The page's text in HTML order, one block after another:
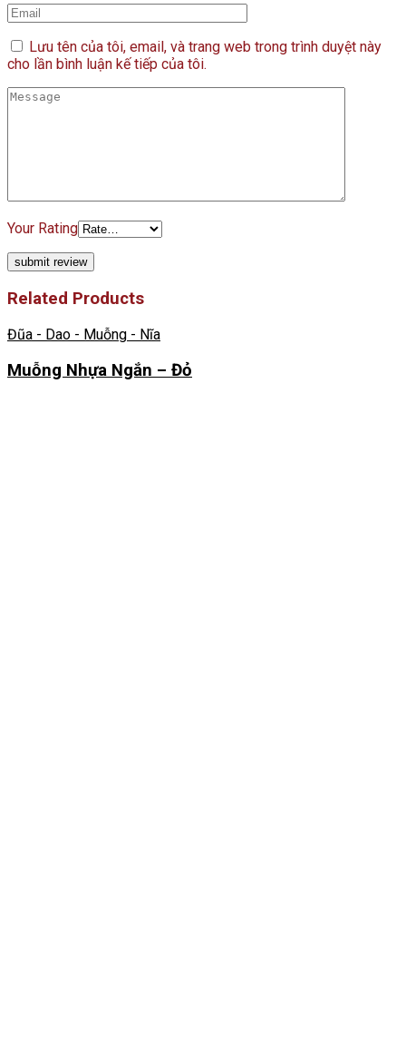
Lưu tên của tôi, email, và trang web trong trình duyệt này
cho lần bình luận kế tiếp của tôi.
Your Rating
Related Products
Đũa - Dao - Muỗng - Nĩa
Muỗng Nhựa Ngắn – Đỏ